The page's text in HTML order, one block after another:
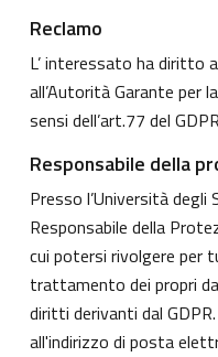
Reclamo
L’ interessato ha diritto
all’Autorità Garante per
sensi dell’art.77 del
Responsabile della
Presso l’Università
Responsabile della
cui potersi rivolgere per
trattamento dei propri
diritti derivanti dal
all'indirizzo di posta